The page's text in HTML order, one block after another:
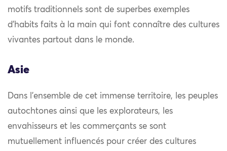
motifs traditionnels sont de superbes exemples
d’habits faits à la main qui font connaître des cultures
vivantes partout dans le monde.
Asie
Dans l’ensemble de cet immense territoire, les peuples
autochtones ainsi que les explorateurs, les
envahisseurs et les commerçants se sont
mutuellement influencés pour créer des cultures